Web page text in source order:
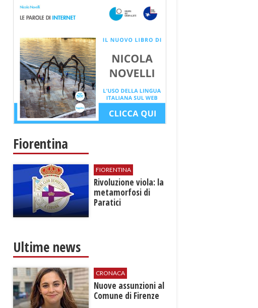
Fiorentina
FIORENTINA
​Rivoluzione viola: la
metamorfosi di
Paratici
Ultime news
CRONACA
Nuove assunzioni al
Comune di Firenze